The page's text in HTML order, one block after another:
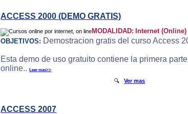
ACCESS 2000 (DEMO GRATIS)
MODALIDAD: Internet (Online)
OBJETIVOS: Demostracion gratis del curso Access
Esta demo de uso gratuito contiene la primera
online..Leer mas>>
🔍Ver mas
ACCESS 2007